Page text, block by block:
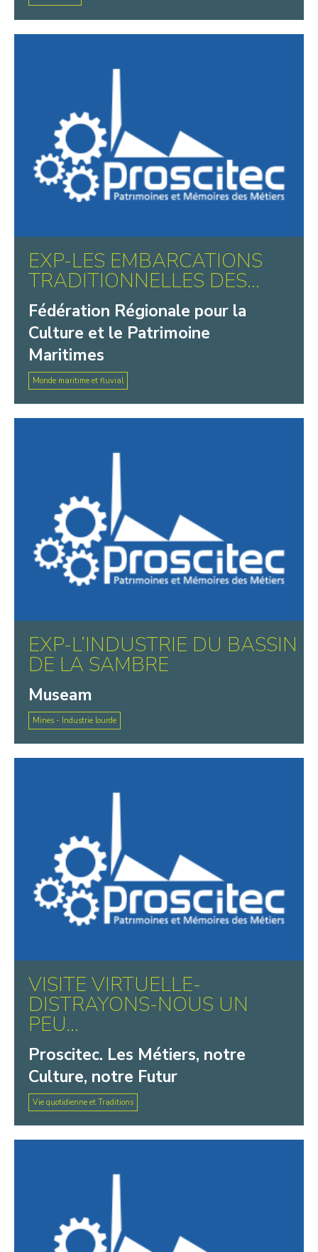
EXP-LES EMBARCATIONS
TRADITIONNELLES DES...
Fédération Régionale pour la
Culture et le Patrimoine
Maritimes
Monde maritime et fluvial
EXP-L’INDUSTRIE DU BASSIN
DE LA SAMBRE
Museam
Mines - Industrie lourde
VISITE VIRTUELLE-
DISTRAYONS-NOUS UN
PEU…
Proscitec. Les Métiers, notre
Culture, notre Futur
Vie quotidienne et Traditions